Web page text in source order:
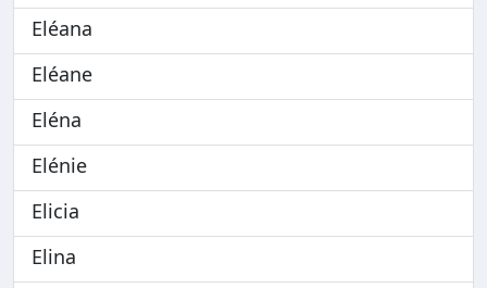
Eléana
Eléane
Eléna
Elénie
Elicia
Elina